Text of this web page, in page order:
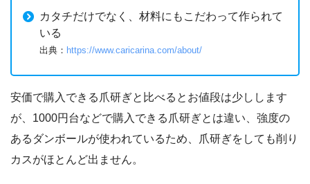
カタチだけでなく、材料にもこだわって作られて
いる
出典： https://www.caricarina.com/about/
安価で購入できる爪研ぎと比べるとお値段は少しします
が、1000円台などで購入できる爪研ぎとは違い、強度の
あるダンボールが使われているため、爪研ぎをしても削り
カスがほとんど出ません。